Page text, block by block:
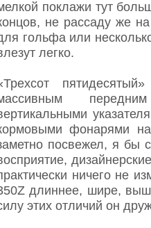
поклажи тут
не рассаду же
гольфа или
легко.
фонарями
посвежел, я бы
ничего не
длиннее, шире,
этих отличий он